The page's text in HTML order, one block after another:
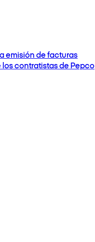
emisión de facturas
contratistas de Pepco